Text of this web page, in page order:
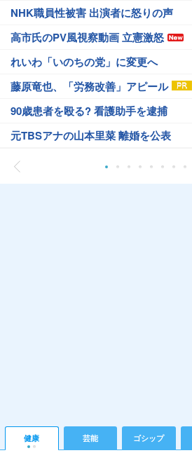
NHK職員性被害 出演者に怒りの声
高市氏のPV風視察動画 立憲激怒
れいわ「いのちの党」に変更へ
藤原竜也、「労務改善」アピール
90歳患者を殴る? 看護助手を逮捕
元TBSアナの山本里菜 離婚を公表
健康 芸能 ゴシップ